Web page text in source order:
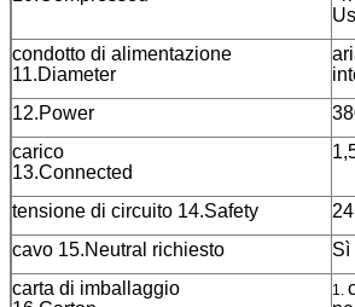
condotto di alimentazione
11.Diameter
12.Power
carico
13.Connected
tensione di circuito 14.Safety
cavo 15.Neutral richiesto
Sì
carta di imballaggio
1.